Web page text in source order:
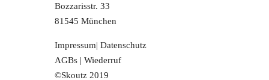
Bozzarisstr. 33
81545 München
Impressum|Datenschutz
AGBs |Wiederruf
©Skoutz 2019